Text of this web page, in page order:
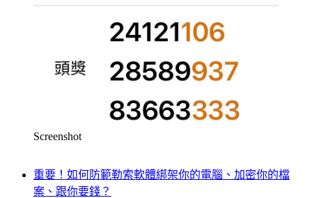
Screenshot
重要！如何防範勒索軟體綁架你的電腦、加密你的檔
案、跟你要錢？